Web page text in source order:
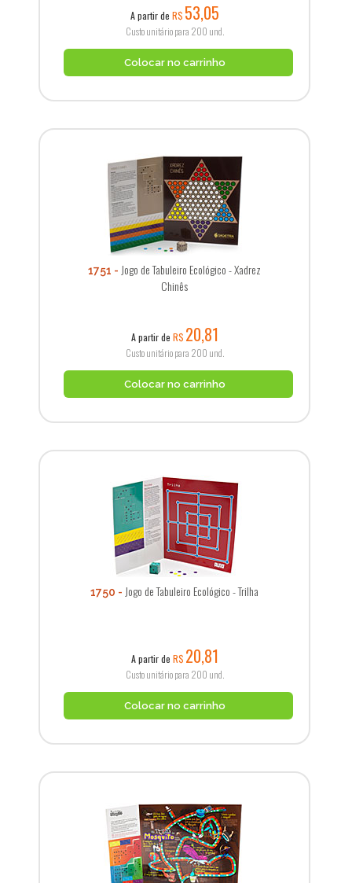
A partir de R$ 53,05
Custo unitário para 200 und.
Colocar no carrinho
1751
Jogo de Tabuleiro Ecológico - Xadrez
Chinês
A partir de R$ 20,81
Custo unitário para 200 und.
Colocar no carrinho
1750 Jogo de Tabuleiro Ecológico - Trilha
A partir de R$ 20,81
Custo unitário para 200 und.
Colocar no carrinho